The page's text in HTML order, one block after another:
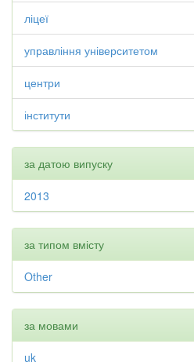
ліцеї
управління університетом
центри
інститути
за датою випуску
2013
за типом вмісту
Other
за мовами
uk